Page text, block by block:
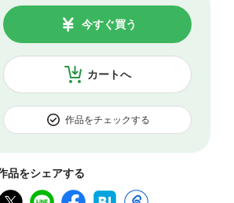
カートへ
今すぐ買う
作品をチェックする
品をシェアする